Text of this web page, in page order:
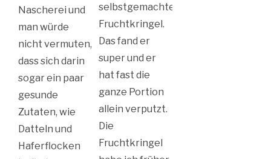
Nascherei und
man würde
nicht vermuten,
dass sich darin
sogar ein paar
gesunde
Zutaten, wie
Datteln und
Haferflocken
selbstgemachte
Fruchtkringel.
Das fand er
super und er
hat fast die
ganze Portion
allein verputzt.
Die
Fruchtkringel